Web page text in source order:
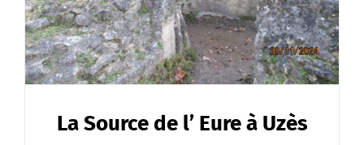
La Source de l’ Eure à Uzès